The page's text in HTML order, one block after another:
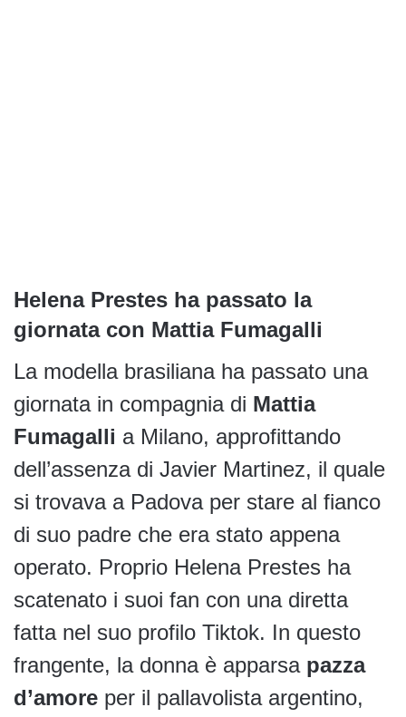
Helena Prestes ha passato la
giornata con Mattia Fumagalli
La modella brasiliana ha passato una
giornata in compagnia di Mattia
Fumagalli a Milano, approfittando
dell’assenza di Javier Martinez, il quale
si trovava a Padova per stare al fianco
di suo padre che era stato appena
operato. Proprio Helena Prestes ha
scatenato i suoi fan con una diretta
fatta nel suo profilo Tiktok. In questo
frangente, la donna è apparsapazza
d’amore per il pallavolista argentino,